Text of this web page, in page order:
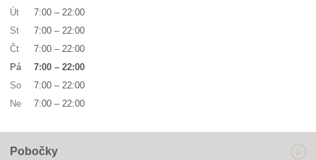
Út
7:00 – 22:00
St
7:00 – 22:00
Čt
7:00 – 22:00
Pá
7:00 – 22:00
So
7:00 – 22:00
Ne
7:00 – 22:00
Pobočky